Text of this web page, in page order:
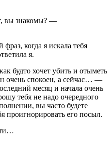
вы знакомы? —
когда я искала тебя
я.
будто хочет убить и отыметь
очень спокоен, а сейчас… —
месяц и начала очень
тебя не надо очередного
вы часто будете
проигнорировать его посыл.